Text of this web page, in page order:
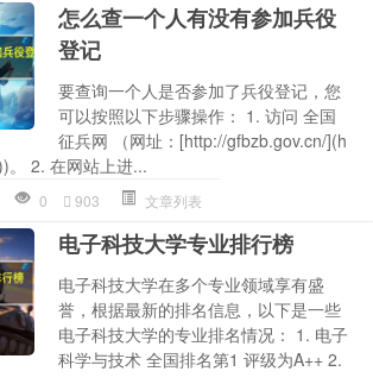
怎么查一个人有没有参加兵役
登记
要查询一个人是否参加了兵役登记，您
可以按照以下步骤操作： 1. 访问 全国
征兵网 （网址：[http://gfbzb.gov.cn/](h
。 2. 在网站上进...
0 903 文章列表
电子科技大学专业排行榜
电子科技大学在多个专业领域享有盛
誉，根据最新的排名信息，以下是一些
电子科技大学的专业排名情况： 1. 电子
科学与技术 全国排名第1 评级为A++ 2.